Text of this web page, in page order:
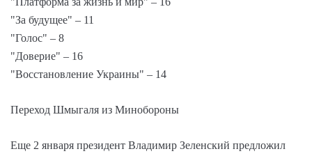
"За будущее" – 11
"Голос" – 8
"Доверие" – 16
"Восстановление Украины" – 14
Переход Шмыгаля из Минобороны
Еще 2 января президент Владимир Зеленский предложил